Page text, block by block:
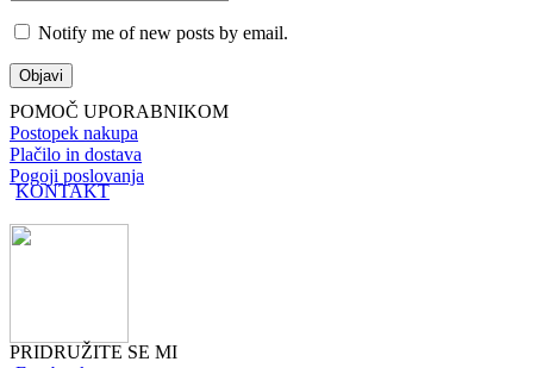
Notify me of new posts by email.
POMOČ UPORABNIKOM
Postopek nakupa
Plačilo in dostava
Pogoji poslovanja
KONTAKT
PRIDRUŽITE SE MI